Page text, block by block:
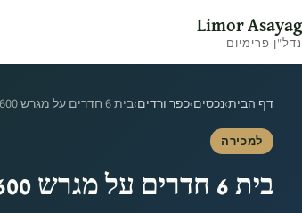
Limor Asayag
נדל"ן פרימיום
דף הבית›נכסים›כפר ורדים›בית 6 חדרים על מגרש 600 מ״ר ברחוב רותם
למכירה
בית 6 חדרים על מגרש 600 מ״ר ברחוב רותם